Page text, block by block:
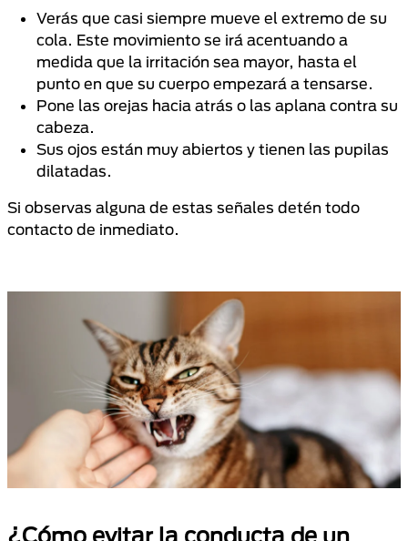
Verás que casi siempre mueve el extremo de su
cola. Este movimiento se irá acentuando a
medida que la irritación sea mayor, hasta el
punto en que su cuerpo empezará a tensarse.
Pone las orejas hacia atrás o las aplana contra su
cabeza.
Sus ojos están muy abiertos y tienen las pupilas
dilatadas.
Si observas alguna de estas señales detén todo
contacto de inmediato.
¿Cómo evitar la conducta de un